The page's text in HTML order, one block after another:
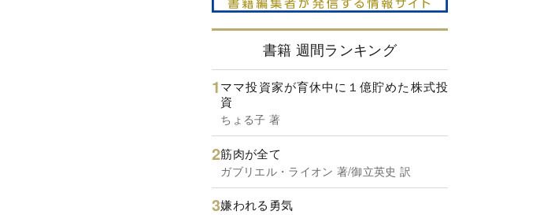
書籍 週間ランキング
ママ投資家が育休中に１億貯めた株式投
資
ちょる子 著
筋肉が全て
ガブリエル・ライオン 著/御立英史 訳
嫌われる勇気